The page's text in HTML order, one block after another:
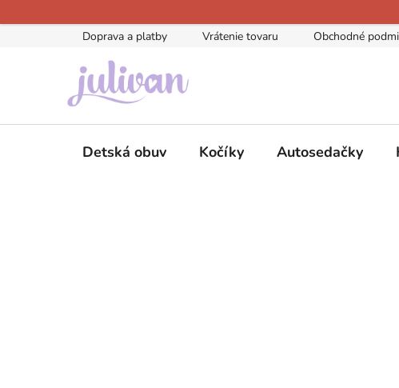
na
Doprava a platby Vrátenie tovaru Obchodné
Detská obuv Kočíky Autosedačky